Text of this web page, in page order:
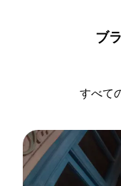
ブ
すべて